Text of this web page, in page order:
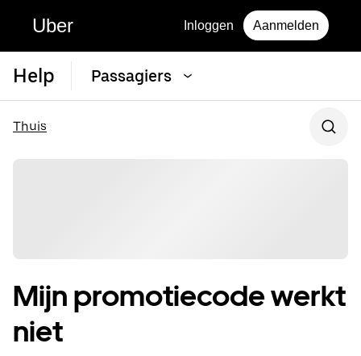
Uber Inloggen Aanmelden
Help Passagiers
Thuis
Mijn promotiecode werkt
niet